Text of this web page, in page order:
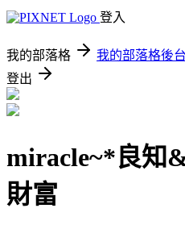
登入
我的部落格 我的部落格後台
登出
miracle~*良知
財富